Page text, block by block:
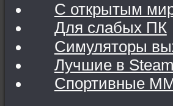
С открытым
Для слабых ПК
Симуляторы
Лучшие в Steam
Спортивные